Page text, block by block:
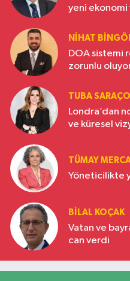
yeni ekonomi
NIHAT
DOA sistemi
zorunlu
TUBA
Londra’dan
ve küresel
TÜMAY
Yöneticilikte
BILAL KOÇAK
Vatan ve
can verdi